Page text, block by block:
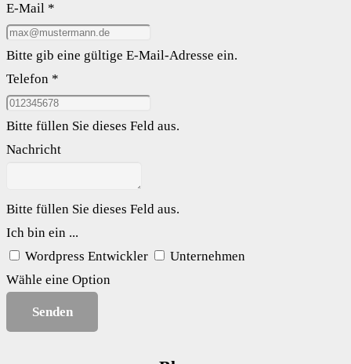
E-Mail *
Bitte gib eine gültige E-Mail-Adresse ein.
Telefon *
Bitte füllen Sie dieses Feld aus.
Nachricht
Bitte füllen Sie dieses Feld aus.
Ich bin ein ...
Wordpress Entwickler
Unternehmen
Wähle eine Option
Senden